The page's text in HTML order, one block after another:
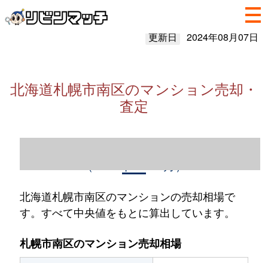
更新日 2024年08月07日
北海道札幌市南区のマンション売却・
査定
北海道札幌市南区のマンションの売却相場で
す。すべて中央値をもとに算出しています。
札幌市南区のマンション売却相場